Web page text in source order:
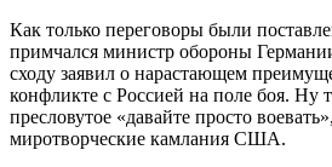
Как только переговоры были
примчался министр обороны
сходу заявил о нарастающем
конфликте с Россией на поле боя. Ну
пресловутое «давайте просто
миротворческие камлания США.